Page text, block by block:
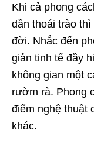
Khi cả phong
dần thoái trào
đời. Nhắc đến
giản tinh tế đầy
không gian một
rườm rà. Phong
điểm nghệ thuật
khác.